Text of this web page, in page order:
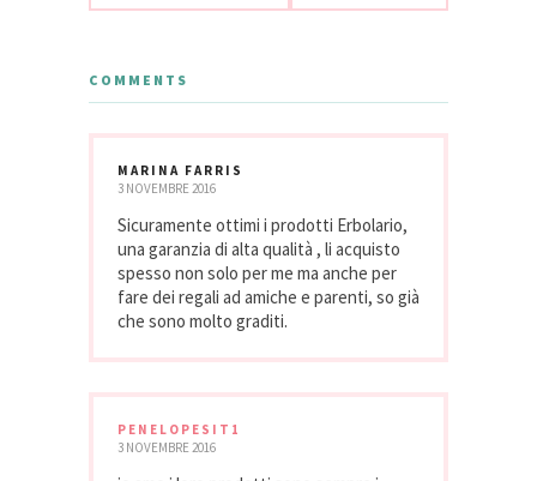
COMMENTS
MARINA FARRIS
3 NOVEMBRE 2016
Sicuramente ottimi i prodotti Erbolario,
una garanzia di alta qualità , li acquisto
spesso non solo per me ma anche per
fare dei regali ad amiche e parenti, so già
che sono molto graditi.
PENELOPESIT1
3 NOVEMBRE 2016